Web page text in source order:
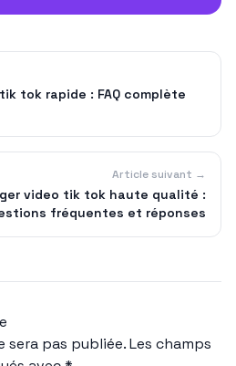
tok rapide : FAQ complète
Article suivant →
video tik tok haute qualité :
fréquentes et réponses
sera pas publiée.Les champs